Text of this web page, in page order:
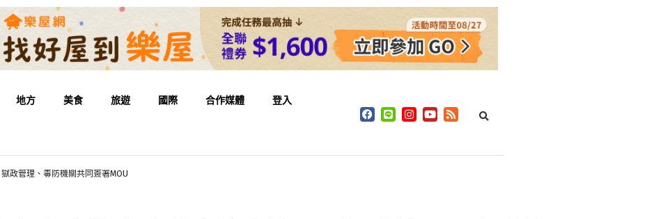
地方 美食 旅遊 國際 合作媒體 登入
政管理、毒防機關共同簽署MOU